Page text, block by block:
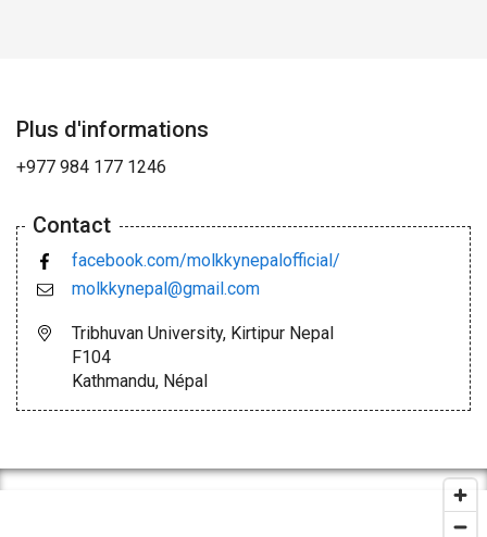
Plus d'informations
+977 984 177 1246
Contact
facebook.com/molkkynepalofficial/
molkkynepal@gmail.com
Tribhuvan University, Kirtipur Nepal
F104
Kathmandu, Népal